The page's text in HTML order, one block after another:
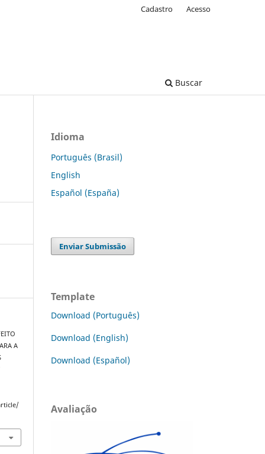
Buscar
Cadastro Acesso
A
Idioma
Português (Brasil)
English
Español (España)
Enviar Submissão
Template
Download (Português)
Download (English)
Download (Español)
Avaliação